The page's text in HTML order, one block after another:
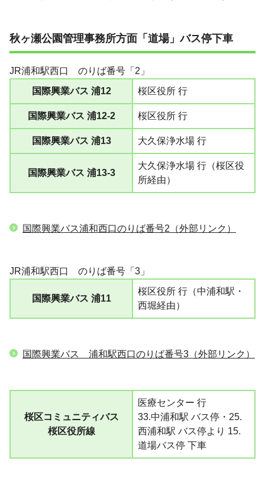
秋ヶ瀬公園管理事務所方面「道場」バス停下車
JR浦和駅西口 のりば番号「2」
国際興業バス 浦12
桜区役所 行
国際興業バス 浦12-2 桜区役所 行
国際興業バス 浦13 大久保浄水場 行
国際興業バス 浦13-3
大久保浄水場 行（桜区役
所経由）
国際興業バス浦和西口のりば番号2（外部リンク）
JR浦和駅西口 のりば番号「3」
国際興業バス 浦11
桜区役所 行（中浦和駅・
西堀経由）
国際興業バス 浦和駅西口のりば番号3（外部リンク）
桜区コミュニティバス
桜区役所線
医療センター 行
33.中浦和駅 バス停・25.
西浦和駅 バス停より 15.
道場バス停 下車